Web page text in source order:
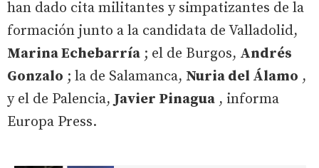
han dado cita militantes y simpatizantes de la
formación junto a la candidata de Valladolid,
Marina Echebarría ; el de Burgos, Andrés
Gonzalo ; la de Salamanca, Nuria del Álamo ,
y el de Palencia, Javier Pinagua , informa
Europa Press.